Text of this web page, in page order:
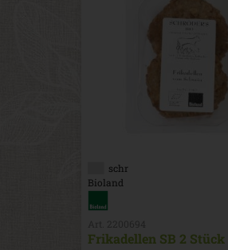
schr
Bioland
Frikadellen SB 2 Stück